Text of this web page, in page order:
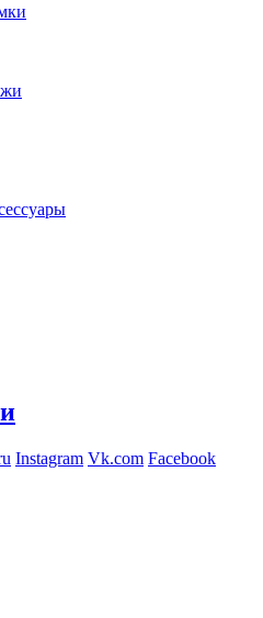
Instagram Vk.com Facebook